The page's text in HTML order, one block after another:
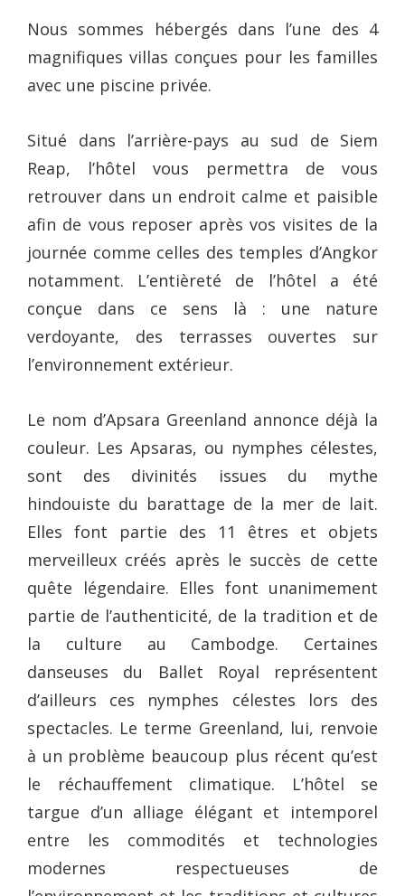
Nous sommes hébergés dans l’une des 4
magnifiques villas conçues pour les familles
avec une piscine privée.
Situé dans l’arrière-pays au sud de Siem
Reap, l’hôtel vous permettra de vous
retrouver dans un endroit calme et paisible
afin de vous reposer après vos visites de la
journée comme celles des temples d’Angkor
notamment. L’entièreté de l’hôtel a été
conçue dans ce sens là : une nature
verdoyante, des terrasses ouvertes sur
l’environnement extérieur.
Le nom d’Apsara Greenland annonce déjà la
couleur. Les Apsaras, ou nymphes célestes,
sont des divinités issues du mythe
hindouiste du barattage de la mer de lait.
Elles font partie des 11 êtres et objets
merveilleux créés après le succès de cette
quête légendaire. Elles font unanimement
partie de l’authenticité, de la tradition et de
la culture au Cambodge. Certaines
danseuses du Ballet Royal représentent
d’ailleurs ces nymphes célestes lors des
spectacles. Le terme Greenland, lui, renvoie
à un problème beaucoup plus récent qu’est
le réchauffement climatique. L’hôtel se
targue d’un alliage élégant et intemporel
entre les commodités et technologies
modernes respectueuses de